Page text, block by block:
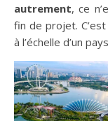
autrement, ce
fin de projet.
à l’échelle d’un